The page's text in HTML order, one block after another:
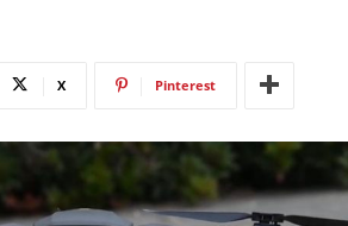
X Pinterest